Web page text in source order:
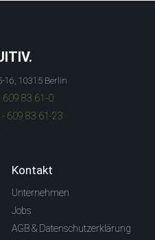
16, 10315 Berlin
609 83 61-0
609 83 61-23
Kontakt
Unternehmen
Jobs
AGB & Datenschutzerklärung